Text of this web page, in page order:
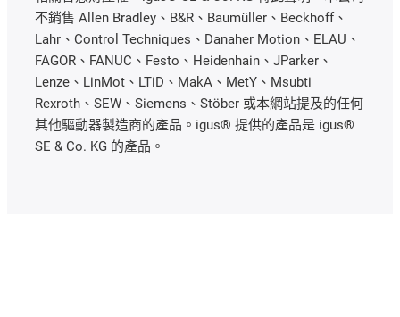
不銷售 Allen Bradley、B&R、Baumüller、Beckhoff、
Lahr、Control Techniques、Danaher Motion、ELAU、
FAGOR、FANUC、Festo、Heidenhain、JParker、
Lenze、LinMot、LTiD、MakA、MetY、Msubti
Rexroth、SEW、Siemens、Stöber 或本網站提及的任何
其他驅動器製造商的產品。igus® 提供的產品是 igus®
SE & Co. KG 的產品。